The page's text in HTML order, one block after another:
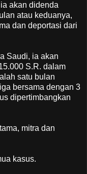
akan didenda
atau keduanya,
dan deportasi dari
Saudi, ia akan
S.R. dalam
satu bulan
bersama dengan 3
dipertimbangkan
mitra dan
kasus.